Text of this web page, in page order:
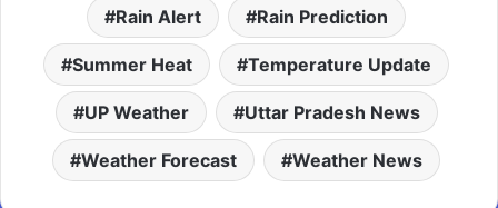
Rain Alert Rain Prediction
Summer Heat Temperature Update
UP Weather Uttar Pradesh News
Weather Forecast Weather News